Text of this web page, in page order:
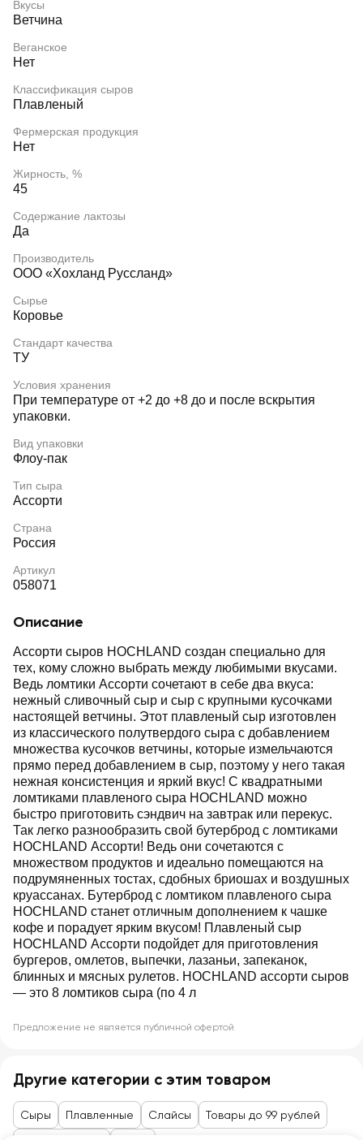
Вкусы
Ветчина
Веганское
Нет
Классификация сыров
Плавленый
Фермерская продукция
Нет
Жирность, %
45
Содержание лактозы
Да
Производитель
ООО «Хохланд Руссланд»
Сырье
Коровье
Стандарт качества
ТУ
Условия хранения
При температуре от +2 до +8 до и после вскрытия
упаковки.
Вид упаковки
Флоу-пак
Тип сыра
Ассорти
Страна
Россия
Артикул
058071
Описание
Ассорти сыров HOCHLAND создан специально для
тех, кому сложно выбрать между любимыми вкусами.
Ведь ломтики Ассорти сочетают в себе два вкуса:
нежный сливочный сыр и сыр с крупными кусочками
настоящей ветчины. Этот плавленый сыр изготовлен
из классического полутвердого сыра с добавлением
множества кусочков ветчины, которые измельчаются
прямо перед добавлением в сыр, поэтому у него такая
нежная консистенция и яркий вкус! С квадратными
ломтиками плавленого сыра HOCHLAND можно
быстро приготовить сэндвич на завтрак или перекус.
Так легко разнообразить свой бутерброд с ломтиками
HOCHLAND Ассорти! Ведь они сочетаются с
множеством продуктов и идеально помещаются на
подрумяненных тостах, сдобных бриошах и воздушных
круассанах. Бутерброд с ломтиком плавленого сыра
HOCHLAND станет отличным дополнением к чашке
кофе и порадует ярким вкусом! Плавленый сыр
HOCHLAND Ассорти подойдет для приготовления
бургеров, омлетов, выпечки, лазаньи, запеканок,
блинных и мясных рулетов. HOCHLAND ассорти сыров
— это 8 ломтиков сыра (по 4 л
Предложение не является публичной офертой
Другие категории с этим товаром
Сыры Плавленные Слайсы Товары до 99 рублей